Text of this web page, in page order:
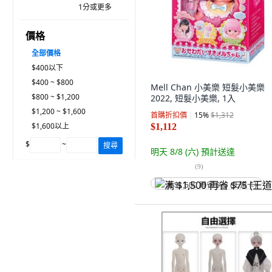
1分或更多
價格
全部價格
$400以下
$400 ~ $800
$800 ~ $1,200
$1,200 ~ $1,600
$1,600以上
$
~ 搜尋
Mell Chan 小美樂 短髮小美樂
2022, 短髮小美樂, 1入
首購折扣價 15%$1,312
$1,112
明天 8/8 (六) 預計送達
(9)
满 $1,500 再省 $75 (王道卡)